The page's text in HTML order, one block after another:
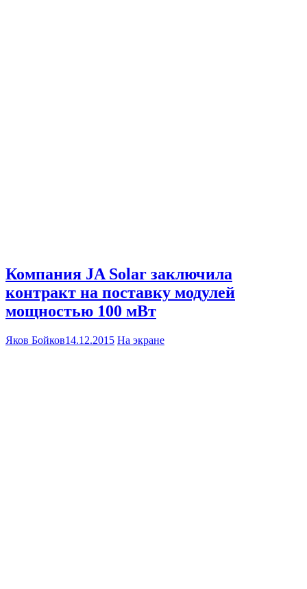
Компания JA Solar заключила
контракт на поставку модулей
мощностью 100 мВт
Яков Бойков14.12.2015 На экране